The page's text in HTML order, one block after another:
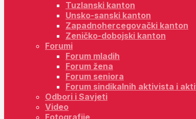
Tuzlanski kanton
Unsko-sanski kanton
Zapadnohercegovački kanton
Zeničko-dobojski kanton
Forumi
Forum mladih
Forum žena
Forum seniora
Forum sindikalnih aktivista i
Odbori i Savjeti
Video
Fotografije